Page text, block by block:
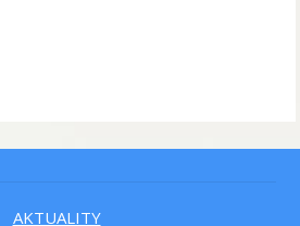
AKTUALITY